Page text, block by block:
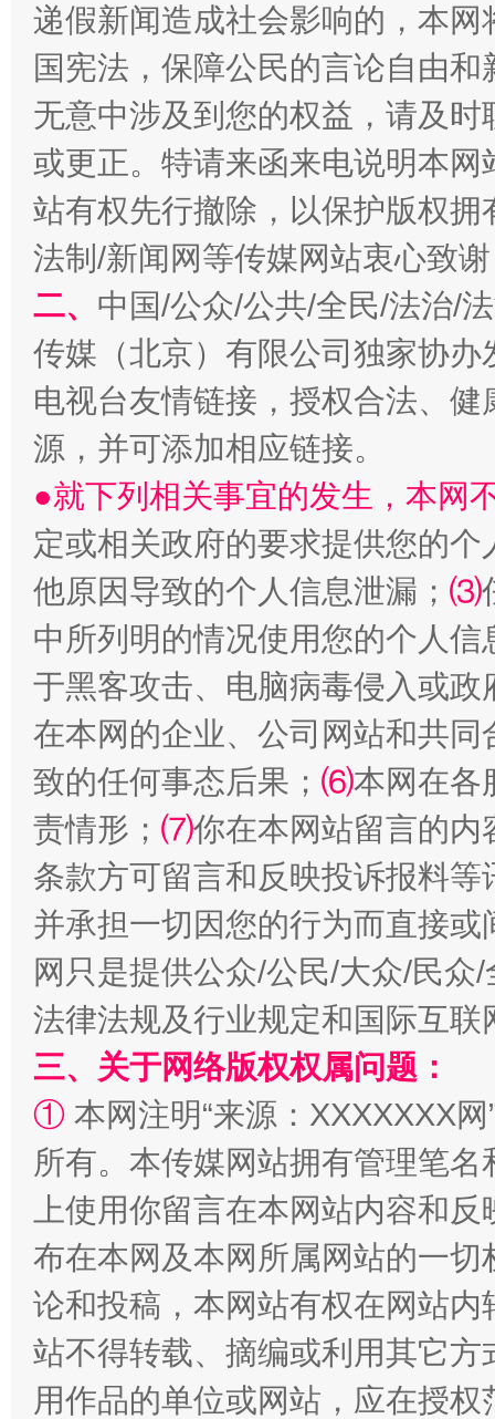
揭开“小金库”的免责幌子
受贿1.44亿！段成刚被判无期
全民健身五年计划来了！等你上场
阿坝州三大球赛在茂县开幕 规模
递假新闻造成社会影响的，本
国宪法，保障公民的言论自由
无意中涉及到您的权益，请及
或更正。特请来函来电说明本
站有权先行撤除，以保护版权
法制/新闻网等传媒网站衷心致
二、 中国/公众/公共/全民/法治/
传媒（北京）有限公司独家协
电视台友情链接，授权合法、
源，并可添加相应链接。
●就下列相关事宜的发生，本网
定或相关政府的要求提供您的个
他原因导致的个人信息泄漏； ⑶
中所列明的情况使用您的个人
于黑客攻击、电脑病毒侵入或
在本网的企业、公司网站和共
致的任何事态后果； ⑹本网在各
责情形； ⑺你在本网站留言的内
条款方可留言和反映投诉报料
并承担一切因您的行为而直接
网只是提供公众/公民/大众/民
法律法规及行业规定和国际互
三、关于网络版权权属问题：
① 本网注明“来源：XXXXXXX
所有。本传媒网站拥有管理笔
上使用你留言在本网站内容和
布在本网及本网所属网站的一
论和投稿，本网站有权在网站
站不得转载、摘编或利用其它
用作品的单位或网站，应在授